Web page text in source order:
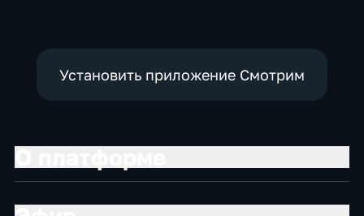
Установить приложение Смотрим